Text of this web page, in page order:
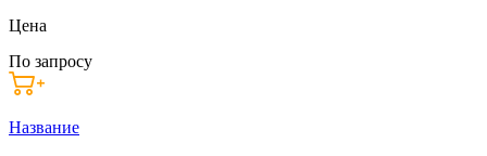
Цена
По запросу
Название